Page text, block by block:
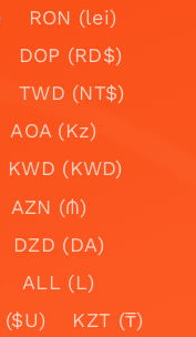
RON (lei)
DOP (RD$)
TWD (NT$)
AOA (Kz)
KWD (KWD)
AZN (₼)
DZD (DA)
ALL (L)
($U)
KZT (₸)